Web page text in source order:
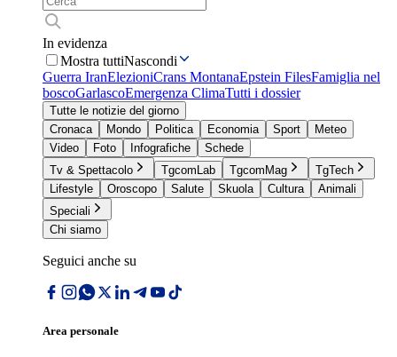
In evidenza
Mostra tuttiNascondi
Guerra IranElezioniCrans MontanaEpstein FilesFamiglia nel
boscoGarlascoEmergenza ClimaTutti i dossier
Tutte le notizie del giorno
Cronaca
Mondo Politica Economia Sport
Meteo
Video
Foto Infografiche
Schede
Tv & Spettacolo
TgcomLab TgcomMag
TgTech
Lifestyle
Oroscopo Salute Skuola Cultura
Animali
Speciali
Chi siamo
Seguici anche su
Area personale